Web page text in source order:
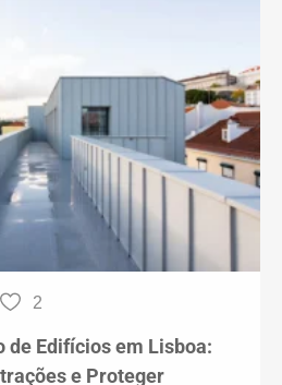
2
Edifícios em Lisboa:
e Proteger